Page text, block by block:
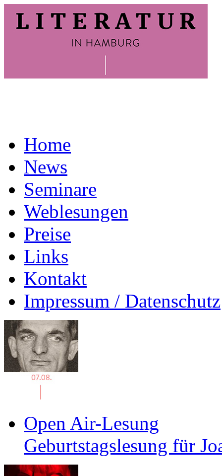
Home
News
Seminare
Weblesungen
Preise
Links
Kontakt
Impressum / Datenschutz
Open Air-Lesung
Geburtstagslesung für